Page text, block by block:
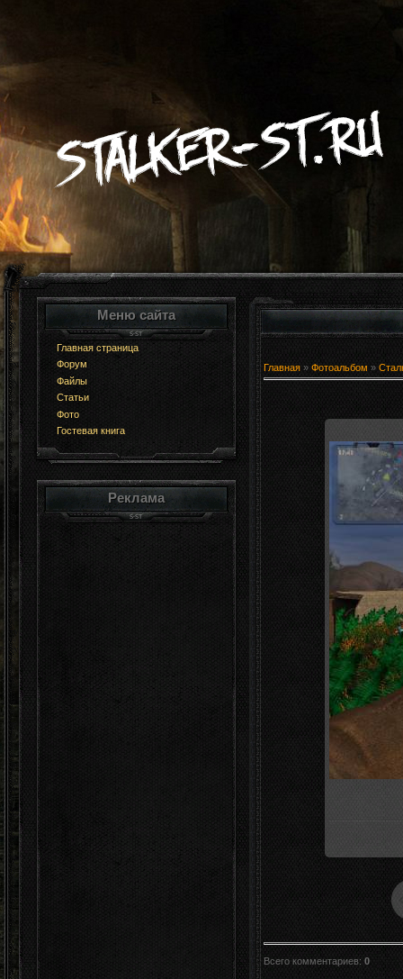
Меню сайта
Главная страница
Форум
Файлы
Статьи
Фото
Гостевая книга
Реклама
Главная » Фотоальбом »
Всего комментариев: 0